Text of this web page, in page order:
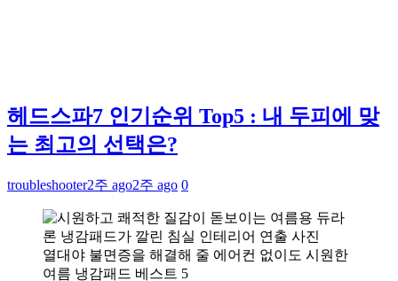
헤드스파7 인기순위 Top5 : 내 두피에 맞
는 최고의 선택은?
troubleshooter2주 ago2주 ago 0
열대야 불면증을 해결해 줄 에어컨 없이도 시원한
여름 냉감패드 베스트 5